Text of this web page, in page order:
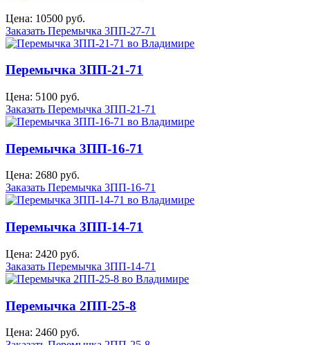
Цена: 10500 руб.
Заказать Перемычка 3ПП-27-71
Перемычка 3ПП-21-71
Цена: 5100 руб.
Заказать Перемычка 3ПП-21-71
Перемычка 3ПП-16-71
Цена: 2680 руб.
Заказать Перемычка 3ПП-16-71
Перемычка 3ПП-14-71
Цена: 2420 руб.
Заказать Перемычка 3ПП-14-71
Перемычка 2ПП-25-8
Цена: 2460 руб.